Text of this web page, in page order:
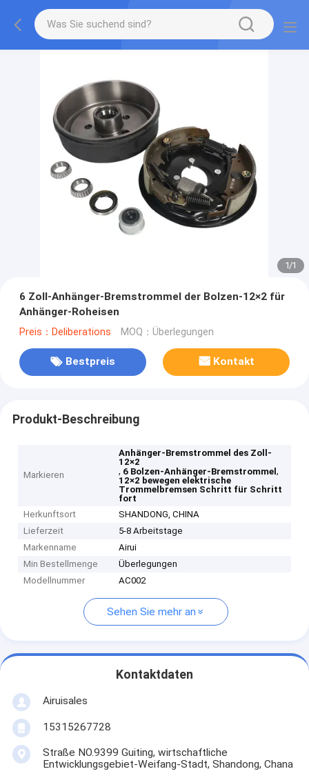
1/1
6 Zoll-Anhänger-Bremstrommel der Bolzen-12×2 für
Anhänger-Roheisen
Preis：Deliberations MOQ：Überlegungen
Bestpreis Kontakt
Produkt-Beschreibung
Markieren
Anhänger-Bremstrommel des Zoll-
12×2
, 6 Bolzen-Anhänger-Bremstrommel,
12×2 bewegen elektrische
Trommelbremsen Schritt für Schritt
fort
Herkunftsort
SHANDONG, CHINA
Lieferzeit
5-8 Arbeitstage
Markenname
Airui
Min Bestellmenge
Überlegungen
Modellnummer
AC002
Sehen Sie mehr an
Kontaktdaten
Airuisales
15315267728
Straße NO.9399 Guiting, wirtschaftliche
Entwicklungsgebiet-Weifang-Stadt, Shandong, Chana